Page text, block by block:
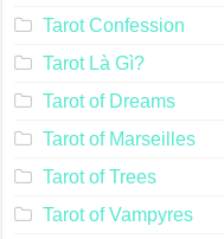
Tarot Confession
Tarot Là Gì?
Tarot of Dreams
Tarot of Marseilles
Tarot of Trees
Tarot of Vampyres